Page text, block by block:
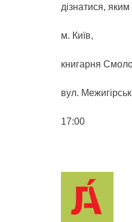
дізнатися,
м. Київ,
книгарня
вул.
17:00